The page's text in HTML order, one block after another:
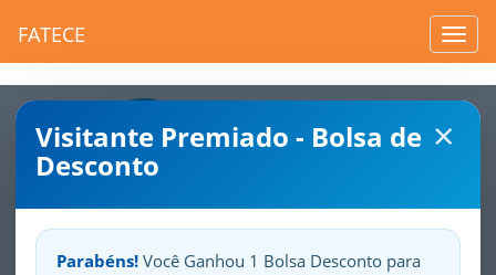
FATECE
×
Visitante Premiado - Bolsa de
Desconto
Parabéns! Você Ganhou 1 Bolsa Desconto para